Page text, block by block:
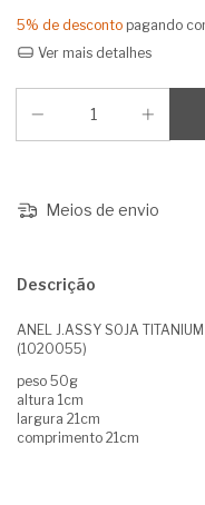
5% de desconto pagando
Ver mais detalhes
Meios de envio
Descrição
ANEL J.ASSY SOJA
(1020055)
peso 50g
altura 1cm
largura 21cm
comprimento 21cm